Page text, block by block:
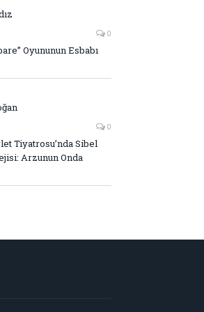
0
Oyununun Esbabı
0
Tiyatrosu’nda Sibel
Arzunun Onda